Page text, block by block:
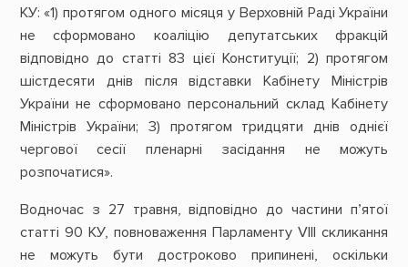
КУ: «1) протягом одного місяця у Верховній Раді України
не сформовано коаліцію депутатських фракцій
відповідно до статті 83 цієї Конституції; 2) протягом
шістдесяти днів після відставки Кабінету Міністрів
України не сформовано персональний склад Кабінету
Міністрів України; 3) протягом тридцяти днів однієї
чергової сесії пленарні засідання не можуть
розпочатися».
Водночас з 27 травня, відповідно до частини п’ятої
статті 90 КУ, повноваження Парламенту VIII скликання
не можуть бути достроково припинені, оскільки